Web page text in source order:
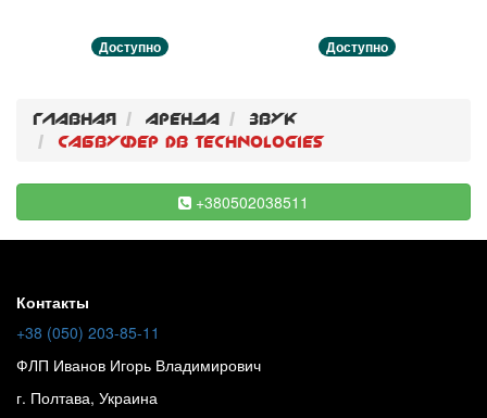
Доступно Доступно
Главная Аренда
Звук
Cабвуфер dB Technologies
+380502038511
Контакты
+38 (050) 203-85-11
ФЛП Иванов Игорь Владимирович
г. Полтава, Украина